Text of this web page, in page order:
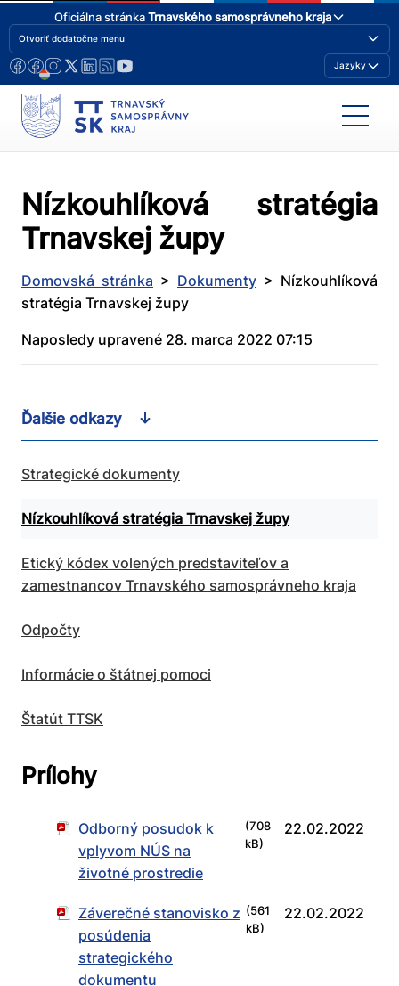
Oficiálna stránkaTrnavského samosprávneho kraja
Otvoriť dodatočne menu
Jazyky
Nízkouhlíková stratégia
Trnavskej župy
Domovská stránka > Dokumenty > Nízkouhlíková
stratégia Trnavskej župy
Naposledy upravené 28. marca 2022 07:15
Ďalšie odkazy
Strategické dokumenty
Nízkouhlíková stratégia Trnavskej župy
Etický kódex volených predstaviteľov a
zamestnancov Trnavského samosprávneho kraja
Odpočty
Informácie o štátnej pomoci
Štatút TTSK
Prílohy
Odborný posudok k
vplyvom NÚS na
životné prostredie
(708
kB)
22.02.2022
Záverečné stanovisko z
posúdenia
strategického
dokumentu
(561
kB)
22.02.2022